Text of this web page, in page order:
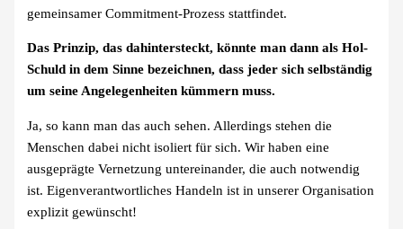
gemeinsamer Commitment-Prozess stattfindet.
Das Prinzip, das dahintersteckt, könnte man dann als Hol-
Schuld in dem Sinne bezeichnen, dass jeder sich selbständig
um seine Angelegenheiten kümmern muss.
Ja, so kann man das auch sehen. Allerdings stehen die
Menschen dabei nicht isoliert für sich. Wir haben eine
ausgeprägte Vernetzung untereinander, die auch notwendig
ist. Eigenverantwortliches Handeln ist in unserer Organisation
explizit gewünscht!